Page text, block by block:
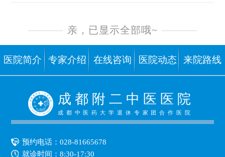
亲，已显示全部哦~
医院简介 专家介绍 在线咨询 医院动态 来院路线
成 都 附 二 中 医 医 院
成都中医药大学退休专家团合作医院
预约电话：028-81665678
就诊时间：8:30-17:30